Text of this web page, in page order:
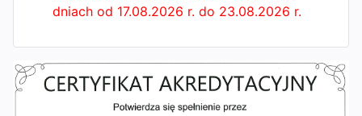
dniach od 17.08.2026 r. do 23.08.2026 r.